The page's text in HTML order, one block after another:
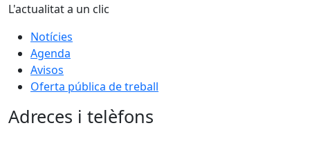
L'actualitat a un clic
Notícies
Agenda
Avisos
Oferta pública de treball
Adreces i telèfons